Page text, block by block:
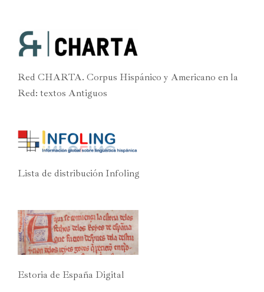
Red CHARTA. Corpus Hispánico y Americano en la
Red: textos Antiguos
Lista de distribución Infoling
Estoria de España Digital